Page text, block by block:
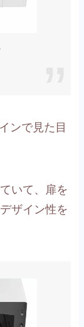
ンで見た目
いて、扉を
ザイン性を